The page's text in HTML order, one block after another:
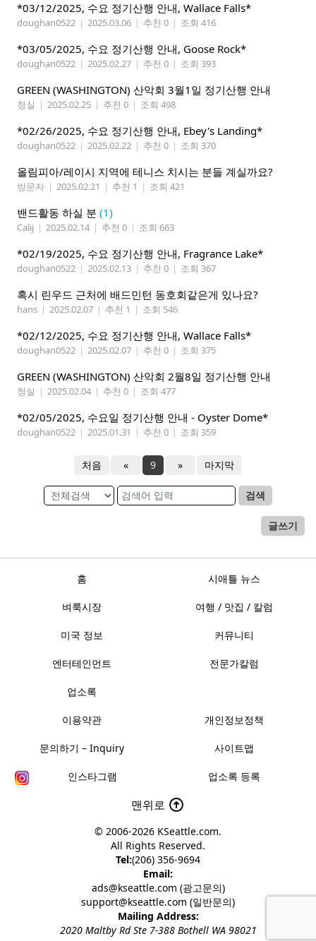
*03/12/2025, 수요 정기산행 안내, Wallace Falls*
doughan0522 | 2025.03.06 | 추천 0 | 조회 416
*03/05/2025, 수요 정기산행 안내, Goose Rock*
doughan0522 | 2025.02.27 | 추천 0 | 조회 393
GREEN (WASHINGTON) 산악회 3월1일 정기산행 안내
청실 | 2025.02.25 | 추천 0 | 조회 498
*02/26/2025, 수요 정기산행 안내, Ebey's Landing*
doughan0522 | 2025.02.22 | 추천 0 | 조회 370
올림피아/레이시 지역에 테니스 치시는 분들 계실까요?
방문자 | 2025.02.21 | 추천 1 | 조회 421
밴드활동 하실 분 (1)
Calij | 2025.02.14 | 추천 0 | 조회 663
*02/19/2025, 수요 정기산행 안내, Fragrance Lake*
doughan0522 | 2025.02.13 | 추천 0 | 조회 367
혹시 린우드 근처에 배드민턴 동호회같은게 있나요?
hans | 2025.02.07 | 추천 1 | 조회 546
*02/12/2025, 수요 정기산행 안내, Wallace Falls*
doughan0522 | 2025.02.07 | 추천 0 | 조회 375
GREEN (WASHINGTON) 산악회 2월8일 정기산행 안내
청실 | 2025.02.04 | 추천 0 | 조회 477
*02/05/2025, 수요일 정기산행 안내 - Oyster Dome*
doughan0522 | 2025.01.31 | 추천 0 | 조회 359
처음 « 9 » 마지막
검색
글쓰기
홈 시애틀 뉴스
벼룩시장 여행 / 맛집 / 칼럼
미국 정보 커뮤니티
엔터테인먼트 전문가칼럼
업소록
이용약관 개인정보정책
문의하기 – Inquiry 사이트맵
인스타그램 업소록 등록
맨위로
© 2006-2026 KSeattle.com.
All Rights Reserved.
Tel:(206) 356-9694
Email:
ads@kseattle.com (광고문의)
support@kseattle.com (일반문의)
Mailing Address:
2020 Maltby Rd Ste 7-388 Bothell WA 98021